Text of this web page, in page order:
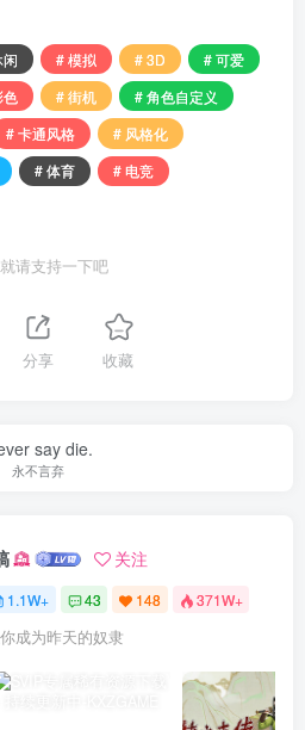
# 模拟 # 3D
# 可爱
色 # 街机
# 角色自定义
# 卡通风格
# 风格化
# 体育
# 电竞
请支持一下吧
分享 收藏
say die.
永不言弃
关注
1.1W+ 43 148 371W+
成为昨天的奴隶